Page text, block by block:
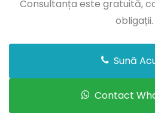
Consultanța este gratuită,
obligații.
Sună
Contact